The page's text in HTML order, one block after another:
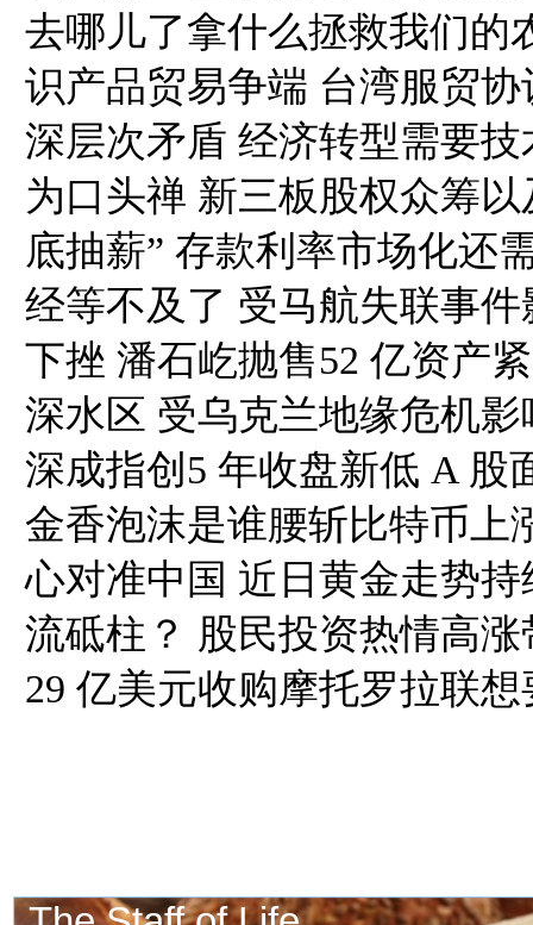
去哪儿了拿什么拯救我们的
识产品贸易争端 台湾服贸
深层次矛盾 经济转型需要
为口头禅 新三板股权众筹
底抽薪” 存款利率市场化还
经等不及了 受马航失联事
下挫 潘石屹抛售52 亿资产
深水区 受乌克兰地缘危机
深成指创5 年收盘新低 A 股
金香泡沫是谁腰斩比特币上
心对准中国 近日黄金走势
流砥柱？ 股民投资热情高
29 亿美元收购摩托罗拉联